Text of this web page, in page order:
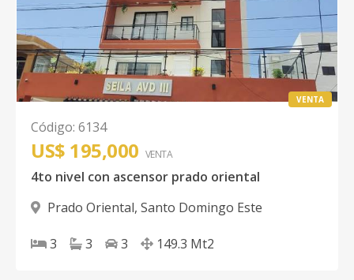
VENTA
Código: 6134
US$ 195,000 VENTA
4to nivel con ascensor prado oriental
Prado Oriental, Santo Domingo Este
3 3 3 149.3 Mt2